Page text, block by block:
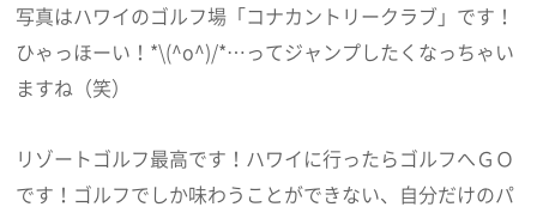
写真はハワイのゴルフ場「コナカントリークラブ」です！
ひゃっほーい！*\(^o^)/*…ってジャンプしたくなっちゃい
ますね（笑）
リゾートゴルフ最高です！ハワイに行ったらゴルフへＧＯ
です！ゴルフでしか味わうことができない、自分だけのパ